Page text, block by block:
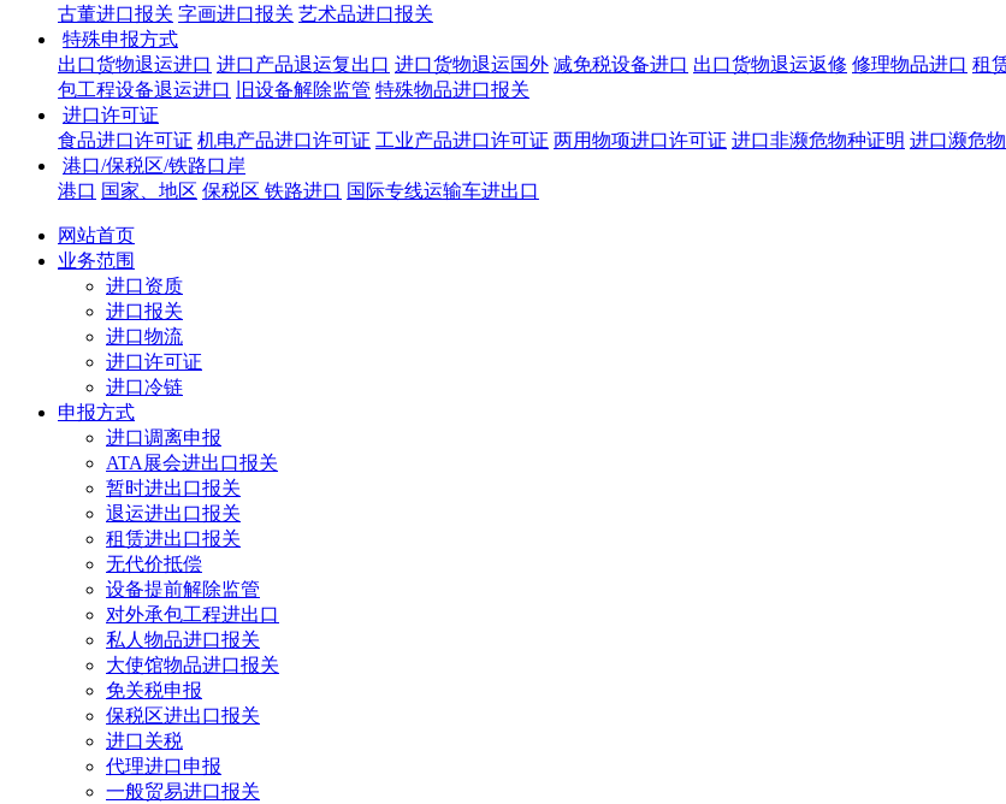
古董进口报关 字画进口报关 艺术品进口报关
特殊申报方式
出口货物退运进口 进口产品退运复出口 进口货物退运国外 减免税设备进口 出口货物退运返修 修理物品进口 租
包工程设备退运进口
旧设备解除监管 特殊物品进口报关
进口许可证
食品进口许可证 机电产品进口许可证 工业产品进口许可证 两用物项进口许可证 进口非濒危物种证明 进口濒危
港口/保税区/铁路口岸
港口 国家、地区 保税区 铁路进口 国际专线运输车进出口
网站首页
业务范围
进口资质
进口报关
进口物流
进口许可证
进口冷链
申报方式
进口调离申报
ATA展会进出口报关
暂时进出口报关
退运进出口报关
租赁进出口报关
无代价抵偿
设备提前解除监管
对外承包工程进出口
私人物品进口报关
大使馆物品进口报关
免关税申报
保税区进出口报关
进口关税
代理进口申报
一般贸易进口报关